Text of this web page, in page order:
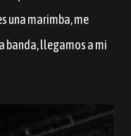
una marimba, me
banda, llegamos a mi